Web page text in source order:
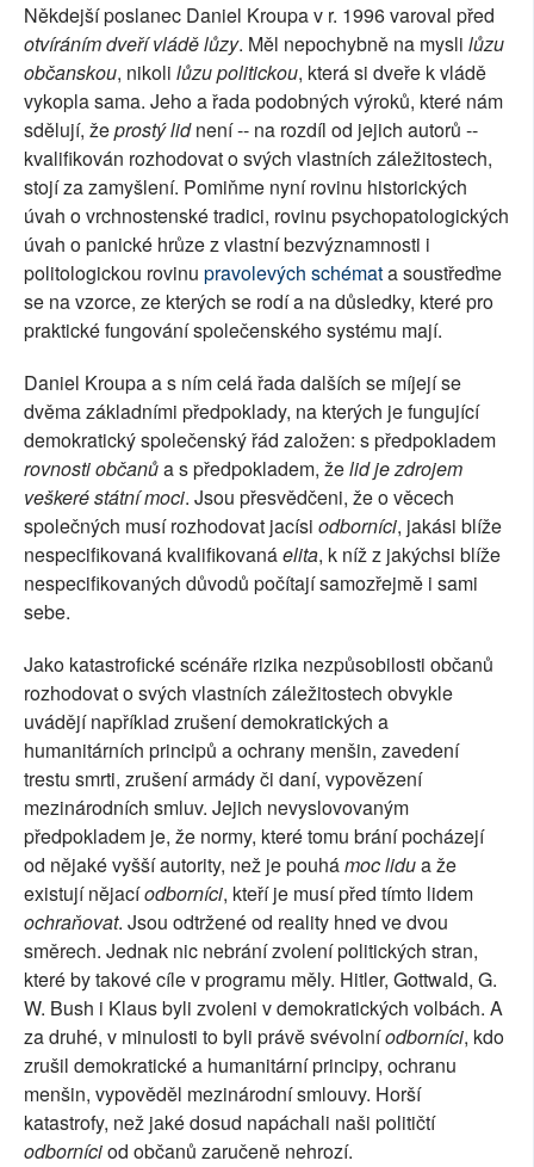
Někdejší poslanec Daniel Kroupa v r. 1996 varoval před
otvíráním dveří vládě lůzy. Měl nepochybně na mysli lůzu
občanskou, nikoli lůzupolitickou, která si dveře k vládě
vykopla sama. Jeho a řada podobných výroků, které nám
sdělují, žeprostýlidnení -- na rozdíl od jejich autorů --
kvalifikován rozhodovat o svých vlastních záležitostech,
stojí za zamyšlení. Pomiňme nyní rovinu historických
úvah o vrchnostenské tradici, rovinu psychopatologických
úvah o panické hrůze z vlastní bezvýznamnosti i
politologickou rovinu pravolevých schémata soustřeďme
se na vzorce, ze kterých se rodí a na důsledky, které pro
praktické fungování společenského systému mají.
Daniel Kroupa a s ním celá řada dalších se míjejí se
dvěma základními předpoklady, na kterých je fungující
demokratický společenský řád založen: s předpokladem
rovnosti občanůa s předpokladem, želid je zdrojem
veškeré státní moci. Jsou přesvědčeni, že o věcech
společných musí rozhodovat jacísi odborníci, jakási blíže
nespecifikovaná kvalifikovanáelita, k níž z jakýchsi blíže
nespecifikovaných důvodů počítají samozřejmě i sami
sebe.
Jako katastrofické scénáře rizika nezpůsobilosti občanů
rozhodovat o svých vlastních záležitostech obvykle
uvádějí například zrušení demokratických a
humanitárních principů a ochrany menšin, zavedení
trestu smrti, zrušení armády či daní, vypovězení
mezinárodních smluv. Jejich nevyslovovaným
předpokladem je, že normy, které tomu brání pocházejí
od nějaké vyšší autority, než je pouhámoc lidua že
existují nějacíodborníci, kteří je musí před tímto lidem
ochraňovat. Jsou odtržené od reality hned ve dvou
směrech. Jednak nic nebrání zvolení politických stran,
které by takové cíle v programu měly. Hitler, Gottwald, G.
W. Bush i Klaus byli zvoleni v demokratických volbách. A
za druhé, v minulosti to byli právě svévolníodborníci, kdo
zrušil demokratické a humanitární principy, ochranu
menšin, vypověděl mezinárodní smlouvy. Horší
katastrofy, než jaké dosud napáchali naši političtí
odborníciod občanů zaručeně nehrozí.